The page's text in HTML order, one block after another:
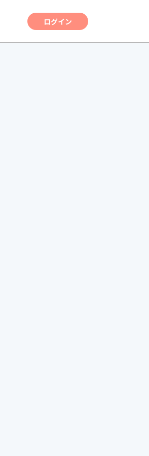
ログイン